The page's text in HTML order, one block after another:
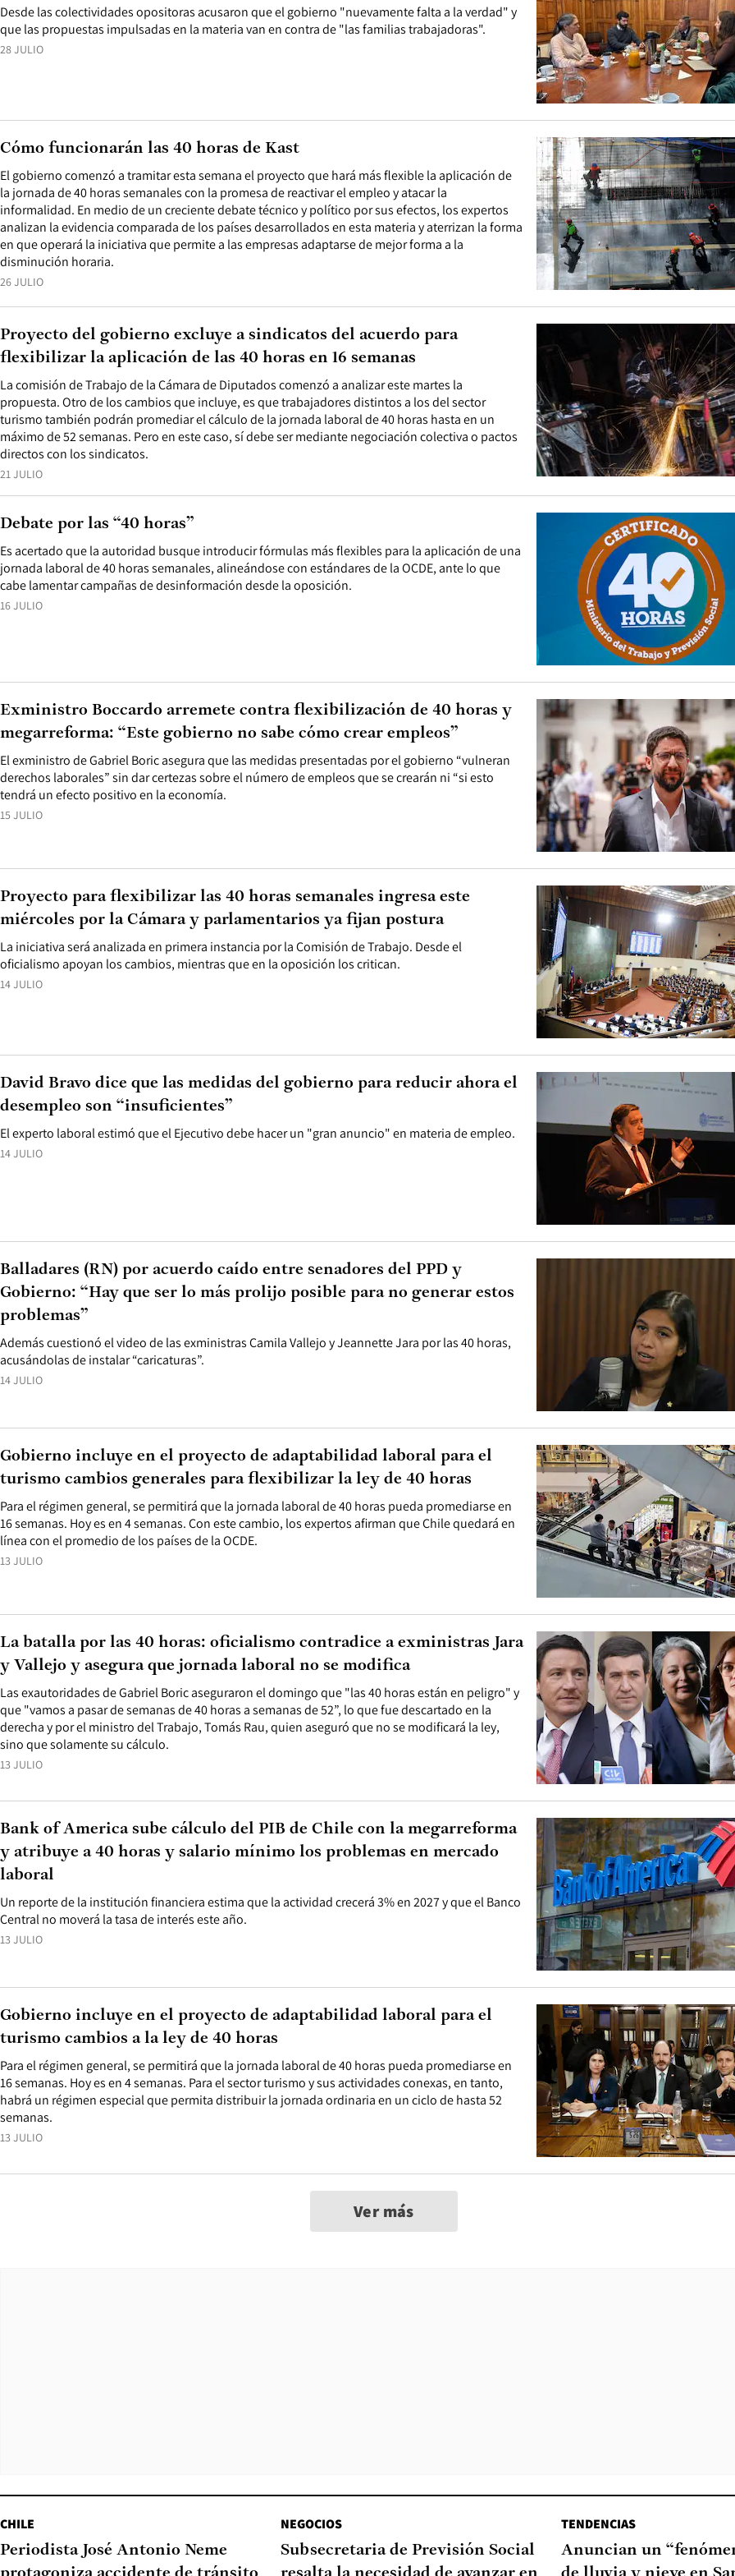
28 JULIO
Desde las colectividades opositoras acusaron que el gobierno "nuevamente falta a la verdad" y
que las propuestas impulsadas en la materia van en contra de "las familias trabajadoras".
26 JULIO
El gobierno comenzó a tramitar esta semana el proyecto que hará más flexible la aplicación de
la jornada de 40 horas semanales con la promesa de reactivar el empleo y atacar la
informalidad. En medio de un creciente debate técnico y político por sus efectos, los expertos
analizan la evidencia comparada de los países desarrollados en esta materia y aterrizan la forma
en que operará la iniciativa que permite a las empresas adaptarse de mejor forma a la
disminución horaria.
Cómo funcionarán las 40 horas de Kast
21 JULIO
La comisión de Trabajo de la Cámara de Diputados comenzó a analizar este martes la
propuesta. Otro de los cambios que incluye, es que trabajadores distintos a los del sector
turismo también podrán promediar el cálculo de la jornada laboral de 40 horas hasta en un
máximo de 52 semanas. Pero en este caso, sí debe ser mediante negociación colectiva o pactos
directos con los sindicatos.
Proyecto del gobierno excluye a sindicatos del acuerdo para
flexibilizar la aplicación de las 40 horas en 16 semanas
16 JULIO
Es acertado que la autoridad busque introducir fórmulas más flexibles para la aplicación de una
jornada laboral de 40 horas semanales, alineándose con estándares de la OCDE, ante lo que
cabe lamentar campañas de desinformación desde la oposición.
Debate por las “40 horas”
15 JULIO
El exministro de Gabriel Boric asegura que las medidas presentadas por el gobierno “vulneran
derechos laborales” sin dar certezas sobre el número de empleos que se crearán ni “si esto
tendrá un efecto positivo en la economía.
Exministro Boccardo arremete contra flexibilización de 40 horas y
megarreforma: “Este gobierno no sabe cómo crear empleos”
14 JULIO
La iniciativa será analizada en primera instancia por la Comisión de Trabajo. Desde el
oficialismo apoyan los cambios, mientras que en la oposición los critican.
Proyecto para flexibilizar las 40 horas semanales ingresa este
miércoles por la Cámara y parlamentarios ya fijan postura
14 JULIO
El experto laboral estimó que el Ejecutivo debe hacer un "gran anuncio" en materia de empleo.
David Bravo dice que las medidas del gobierno para reducir ahora el
desempleo son “insuficientes”
14 JULIO
Además cuestionó el video de las exministras Camila Vallejo y Jeannette Jara por las 40 horas,
acusándolas de instalar “caricaturas”.
Balladares (RN) por acuerdo caído entre senadores del PPD y
Gobierno: “Hay que ser lo más prolijo posible para no generar estos
problemas”
13 JULIO
Para el régimen general, se permitirá que la jornada laboral de 40 horas pueda promediarse en
16 semanas. Hoy es en 4 semanas. Con este cambio, los expertos afirman que Chile quedará en
línea con el promedio de los países de la OCDE.
Gobierno incluye en el proyecto de adaptabilidad laboral para el
turismo cambios generales para flexibilizar la ley de 40 horas
13 JULIO
Las exautoridades de Gabriel Boric aseguraron el domingo que "las 40 horas están en peligro" y
que "vamos a pasar de semanas de 40 horas a semanas de 52”, lo que fue descartado en la
derecha y por el ministro del Trabajo, Tomás Rau, quien aseguró que no se modificará la ley,
sino que solamente su cálculo.
La batalla por las 40 horas: oficialismo contradice a exministras Jara
y Vallejo y asegura que jornada laboral no se modifica
13 JULIO
Un reporte de la institución financiera estima que la actividad crecerá 3% en 2027 y que el Banco
Central no moverá la tasa de interés este año.
Bank of America sube cálculo del PIB de Chile con la megarreforma
y atribuye a 40 horas y salario mínimo los problemas en mercado
laboral
13 JULIO
Para el régimen general, se permitirá que la jornada laboral de 40 horas pueda promediarse en
16 semanas. Hoy es en 4 semanas. Para el sector turismo y sus actividades conexas, en tanto,
habrá un régimen especial que permita distribuir la jornada ordinaria en un ciclo de hasta 52
semanas.
Gobierno incluye en el proyecto de adaptabilidad laboral para el
turismo cambios a la ley de 40 horas
Ver más
CHILE
Periodista José Antonio Neme
NEGOCIOS
Subsecretaria de Previsión Social
TENDENCIAS
Anuncian un